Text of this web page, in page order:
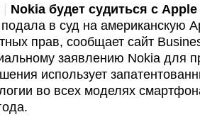
| Nokia будет судиться с Apple
в суд на американскую
прав, сообщает сайт
заявлению Nokia для
использует
во всех моделях